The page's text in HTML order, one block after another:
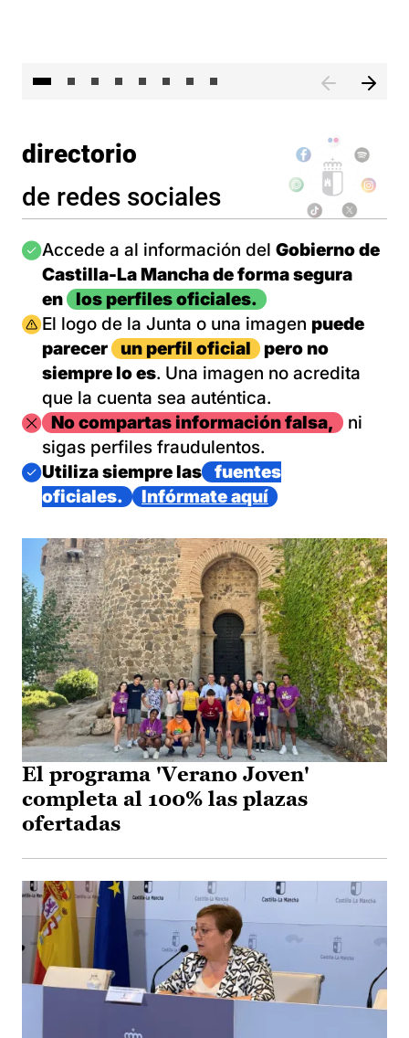
directorio
de redes sociales
Imagen
Accede a al información del Gobierno de
Castilla-La Mancha de forma segura
en
los perfiles oficiales.
Imagen
El logo de la Junta o una imagen puede
parecer
un perfil oficial
pero no
siempre lo es. Una imagen no acredita
que la cuenta sea auténtica.
ImagenNo compartas información falsa,
ni
sigas perfiles fraudulentos.
Imagen
Utiliza siempre las
fuentes
oficiales.
Infórmate aquí
El programa 'Verano Joven'
completa al 100% las plazas
ofertadas